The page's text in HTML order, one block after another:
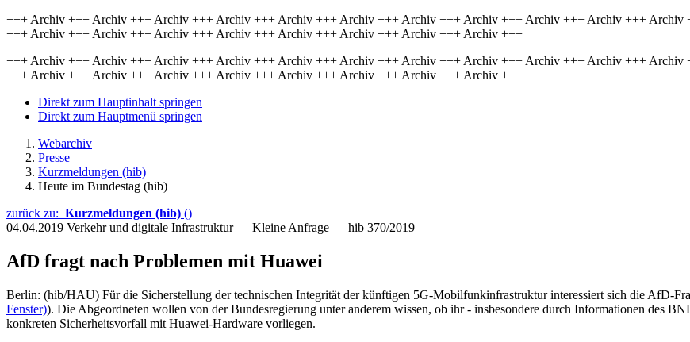
+++ Archiv +++ Archiv +++ Archiv +++ Archiv +++ Archiv +++ Archiv +++ Archiv +++ Archiv +++ Archiv +++ Archiv +++
+++ Archiv +++ Archiv +++ Archiv +++ Archiv +++ Archiv +++ Archiv +++ Archiv +++ Archiv +++
+++ Archiv +++ Archiv +++ Archiv +++ Archiv +++ Archiv +++ Archiv +++ Archiv +++ Archiv +++ Archiv +++ Archiv +++
+++ Archiv +++ Archiv +++ Archiv +++ Archiv +++ Archiv +++ Archiv +++ Archiv +++ Archiv +++
Direkt zum Hauptinhalt springen
Direkt zum Hauptmenü springen
Webarchiv
Presse
Kurzmeldungen (hib)
Heute im Bundestag (hib)
zurück zu: Kurzmeldungen (hib) ()
04.04.2019 Verkehr und digitale Infrastruktur — Kleine Anfrage — hib 370/2019
AfD fragt nach Problemen mit Huawei
Berlin: (hib/HAU) Für die Sicherstellung der technischen Integrität der künftigen 5G-Mobilfunkinfrastruktur interessiert sich die AfD-
Fenster)). Die Abgeordneten wollen von der Bundesregierung unter anderem wissen, ob ihr - insbesondere durch Informationen des
konkreten Sicherheitsvorfall mit Huawei-Hardware vorliegen.